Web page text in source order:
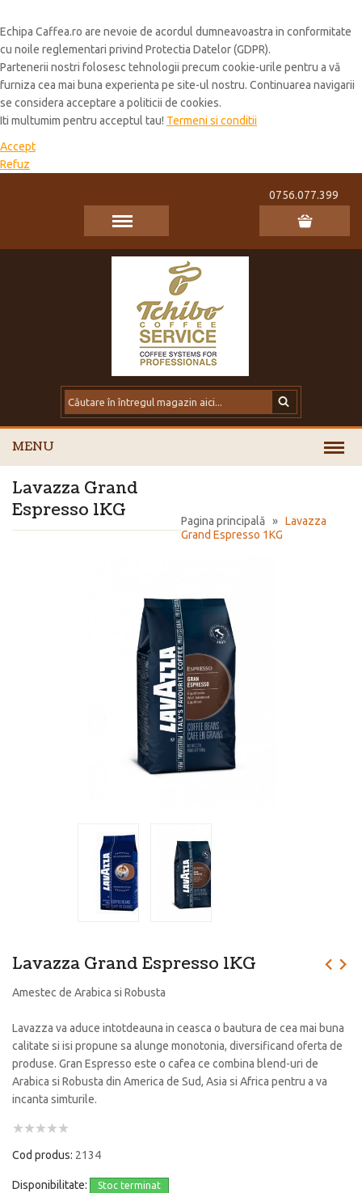
Echipa Caffea.ro are nevoie de acordul dumneavoastra in conformitate
cu noile reglementari privind Protectia Datelor (GDPR).
Partenerii nostri folosesc tehnologii precum cookie-urile pentru a vă
furniza cea mai buna experienta pe site-ul nostru. Continuarea navigarii
se considera acceptare a politicii de cookies.
Iti multumim pentru acceptul tau! Termeni si conditii
Accept
Refuz
0756.077.399
MENU
Pagina principală » Lavazza
Grand Espresso 1KG
Lavazza Grand
Espresso 1KG
Lavazza Grand Espresso 1KG
Amestec de Arabica si Robusta
Lavazza va aduce intotdeauna in ceasca o bautura de cea mai buna
calitate si isi propune sa alunge monotonia, diversificand oferta de
produse. Gran Espresso este o cafea ce combina blend-uri de
Arabica si Robusta din America de Sud, Asia si Africa pentru a va
incanta simturile.
Cod produs: 2134
Disponibilitate: Stoc terminat